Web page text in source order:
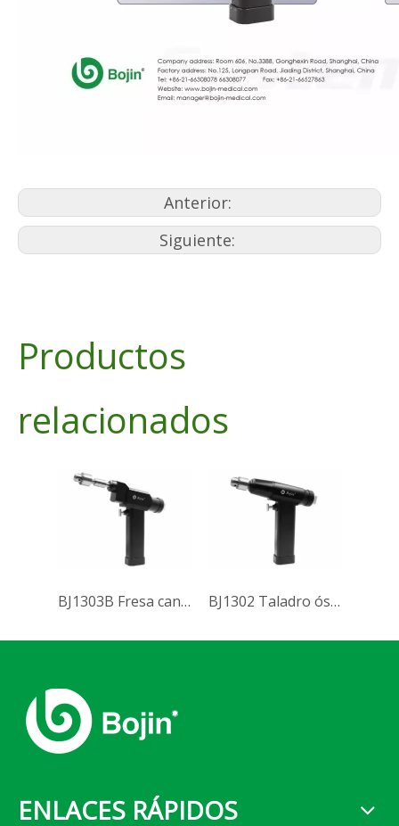
Anterior:
Siguiente:
Productos
relacionados
BJ1303B Fresa canulada BJ1302 Taladro óseo popularizado (Sistema 1000)
ENLACES RÁPIDOS